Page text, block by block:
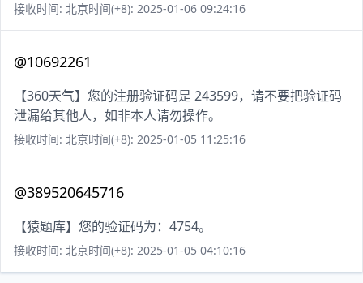
接收时间: 北京时间(+8): 2025-01-06 09:24:16
@10692261
【360天气】您的注册验证码是 243599，请不要把验证码
泄漏给其他人，如非本人请勿操作。
接收时间: 北京时间(+8): 2025-01-05 11:25:16
@389520645716
【猿题库】您的验证码为：4754。
接收时间: 北京时间(+8): 2025-01-05 04:10:16